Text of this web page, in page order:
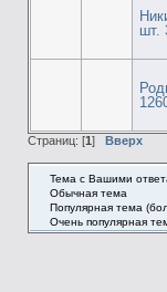
шт.
Страниц: [1 ] Вверх
Тема с Вашими
Обычная тема
Популярная тема
Очень популярная